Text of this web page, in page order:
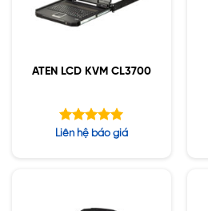
ATEN LCD KVM CL3700
Được xếp
Liên hệ báo giá